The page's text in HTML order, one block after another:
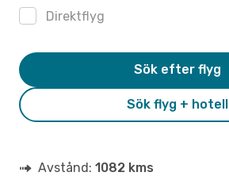
Direktflyg
Sök flyg + hotell
Sök efter flyg
Avstånd: 1082 kms